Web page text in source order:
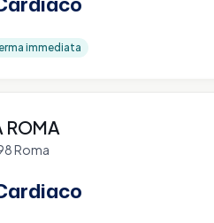
immediata
ROMA
Roma